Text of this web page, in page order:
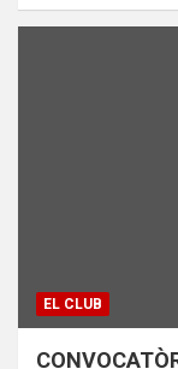
EL CLUB